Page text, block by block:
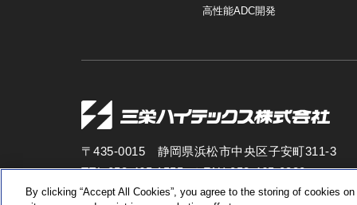
高性能ADC開発
〒435-0015 静岡県浜松市中央区子安町311-3
TEL:053-465-1555 ／ FAX:053-465-0330
By clicking “Accept All Cookies”, you agree to the storing of cookies